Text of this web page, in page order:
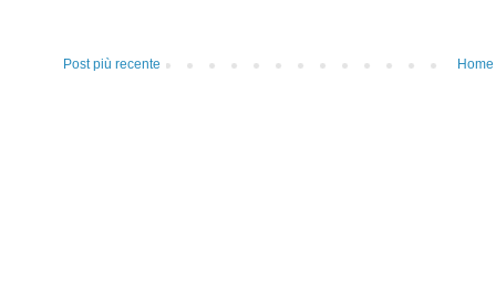
Post più recente